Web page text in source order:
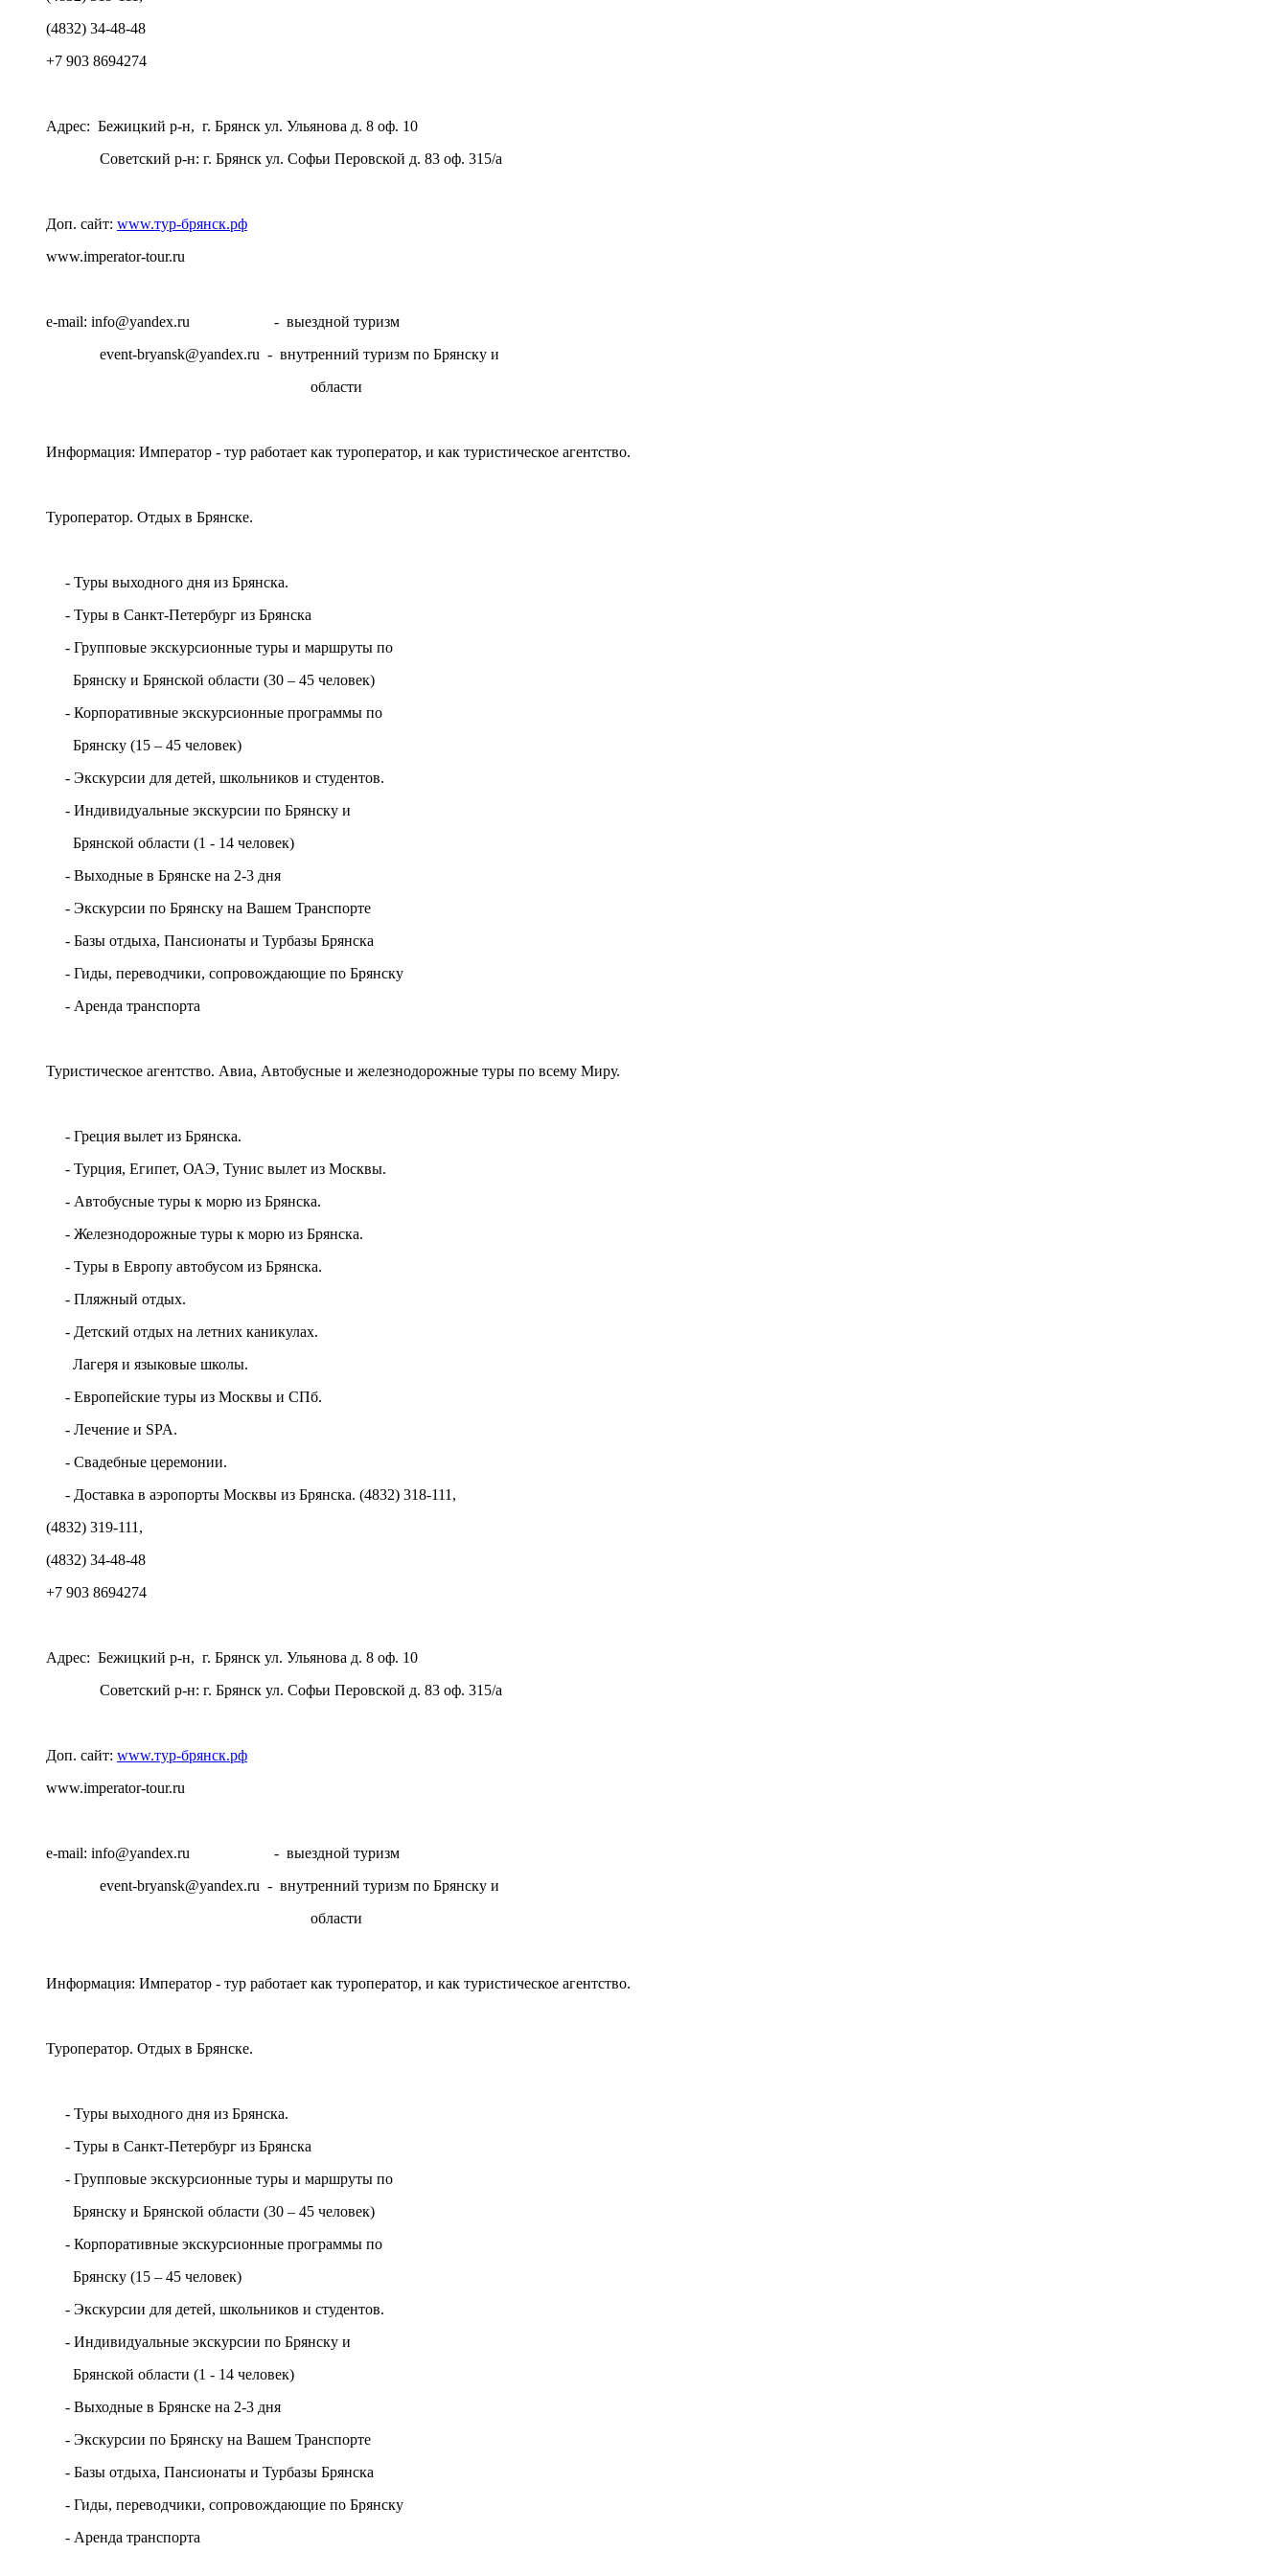
(4832) 34-48-48
+7 903 8694274
Адрес: Бежицкий р-н, г. Брянск ул. Ульянова д. 8 оф. 10
Советский р-н: г. Брянск ул. Софьи Перовской д. 83 оф. 315/а
Доп. сайт: www.тур-брянск.рф
www.imperator-tour.ru
e-mail: info@yandex.ru - выездной туризм
event-bryansk@yandex.ru - внутренний туризм по Брянску и
области
Информация: Император - тур работает как туроператор, и как туристическое агентство.
Туроператор. Отдых в Брянске.
- Туры выходного дня из Брянска.
- Туры в Санкт-Петербург из Брянска
- Групповые экскурсионные туры и маршруты по
Брянску и Брянской области (30 – 45 человек)
- Корпоративные экскурсионные программы по
Брянску (15 – 45 человек)
- Экскурсии для детей, школьников и студентов.
- Индивидуальные экскурсии по Брянску и
Брянской области (1 - 14 человек)
- Выходные в Брянске на 2-3 дня
- Экскурсии по Брянску на Вашем Транспорте
- Базы отдыха, Пансионаты и Турбазы Брянска
- Гиды, переводчики, сопровождающие по Брянску
- Аренда транспорта
Туристическое агентство. Авиа, Автобусные и железнодорожные туры по всему Миру.
- Греция вылет из Брянска.
- Турция, Египет, ОАЭ, Тунис вылет из Москвы.
- Автобусные туры к морю из Брянска.
- Железнодорожные туры к морю из Брянска.
- Туры в Европу автобусом из Брянска.
- Пляжный отдых.
- Детский отдых на летних каникулах.
Лагеря и языковые школы.
- Европейские туры из Москвы и СПб.
- Лечение и SPA.
- Свадебные церемонии.
- Доставка в аэропорты Москвы из Брянска. (4832) 318-111,
(4832) 319-111,
(4832) 34-48-48
+7 903 8694274
Адрес: Бежицкий р-н, г. Брянск ул. Ульянова д. 8 оф. 10
Советский р-н: г. Брянск ул. Софьи Перовской д. 83 оф. 315/а
Доп. сайт: www.тур-брянск.рф
www.imperator-tour.ru
e-mail: info@yandex.ru - выездной туризм
event-bryansk@yandex.ru - внутренний туризм по Брянску и
области
Информация: Император - тур работает как туроператор, и как туристическое агентство.
Туроператор. Отдых в Брянске.
- Туры выходного дня из Брянска.
- Туры в Санкт-Петербург из Брянска
- Групповые экскурсионные туры и маршруты по
Брянску и Брянской области (30 – 45 человек)
- Корпоративные экскурсионные программы по
Брянску (15 – 45 человек)
- Экскурсии для детей, школьников и студентов.
- Индивидуальные экскурсии по Брянску и
Брянской области (1 - 14 человек)
- Выходные в Брянске на 2-3 дня
- Экскурсии по Брянску на Вашем Транспорте
- Базы отдыха, Пансионаты и Турбазы Брянска
- Гиды, переводчики, сопровождающие по Брянску
- Аренда транспорта